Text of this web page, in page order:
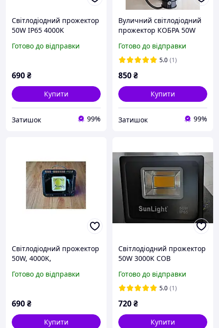
Світлодіодний прожектор
50W IP65 4000K
Готово до відправки
690₴
Купити
Затишок 99%
Вуличний світлодіодний
прожектор КОБРА 50W
Готово до відправки
5.0 (1)
850₴
Купити
Затишок 99%
Світлодіодний прожектор
50W, 4000K,
Готово до відправки
690₴
Купити
Світлодіодний прожектор
50W 3000K COB
Готово до відправки
5.0 (1)
720₴
Купити